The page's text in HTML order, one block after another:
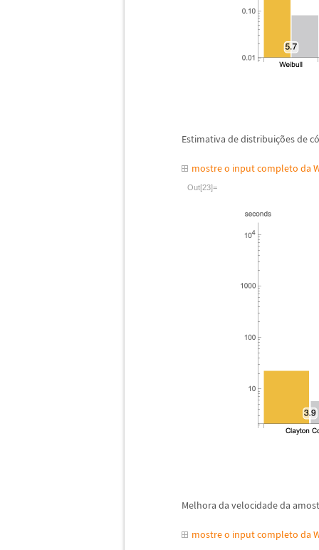
Estimativa de distribuições de có
mostre o input completo da
Out[23]=
Melhora da velocidade da
mostre o input completo da